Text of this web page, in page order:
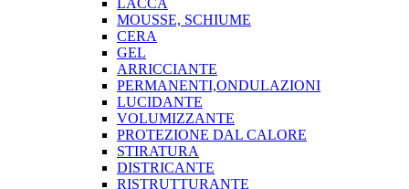
LACCA
MOUSSE, SCHIUME
CERA
GEL
ARRICCIANTE
PERMANENTI,ONDULAZIONI
LUCIDANTE
VOLUMIZZANTE
PROTEZIONE DAL CALORE
STIRATURA
DISTRICANTE
RISTRUTTURANTE